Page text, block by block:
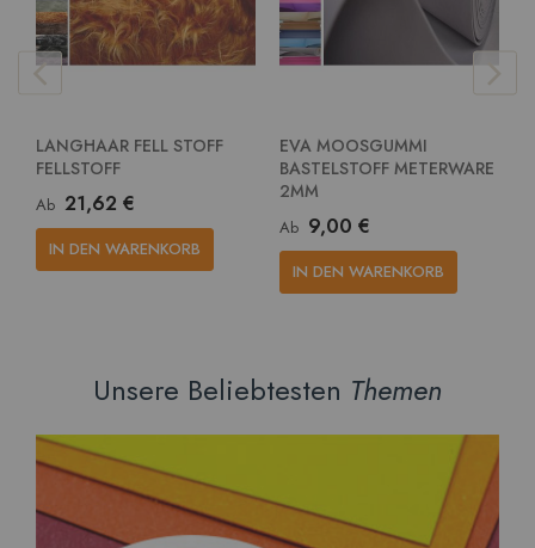
LANGHAAR FELL STOFF
FELLSTOFF
Ab 21,62 €
IN DEN WARENKORB
EVA MOOSGUMMI
BASTELSTOFF METERWARE
2MM
Ab 9,00 €
IN DEN WARENKORB
Unsere Beliebtesten Themen